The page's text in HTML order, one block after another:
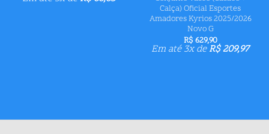
Calça) Oficial Esportes
Amadores Kyrios 2025/2026
Novo G
R$ 629,90
Em até 3x deR$209,97